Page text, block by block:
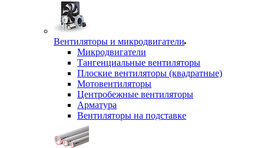
Вентиляторы и микродвигатели
Микродвигатели
Тангенциальные вентиляторы
Плоские вентиляторы (квадратные)
Мотовентиляторы
Центробежные вентиляторы
Арматура
Вентиляторы на подставке